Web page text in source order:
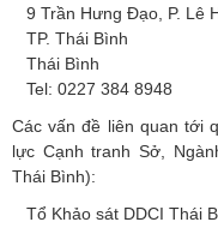
9 Trần Hưng Đạo, P. Lê
TP. Thái Bình
Thái Bình
Tel: 0227 384 8948
Các vấn đề liên quan tới
lực Cạnh tranh Sở,
Thái Bình):
Tổ Khảo sát DDCI Thái